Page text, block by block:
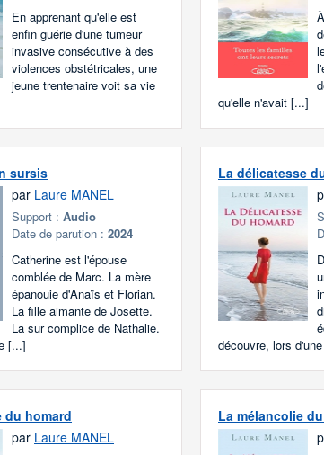
En apprenant qu'elle est
enfin guérie d'une tumeur
invasive consécutive à des
violences obstétricales, une
jeune trentenaire voit sa vie
qu'elle n'avait [...]
sursis
par Laure MANEL
Support :Audio
Date de parution :2024
Catherine est l'épouse
comblée de Marc. La mère
épanouie d'Anaïs et Florian.
La fille aimante de Josette.
La sur complice de Nathalie.
[...]
La délicatesse
découvre, lors
du homard
par Laure MANEL
La mélancolie